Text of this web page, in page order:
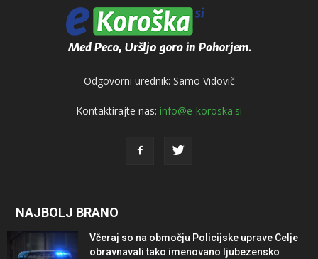
Odgovorni urednik: Samo Vidovič
Kontaktirajte nas: info@e-koroska.si
NAJBOLJ BRANO
Včeraj so na območju Policijske uprave Celje
obravnavali tako imenovano ljubezensko